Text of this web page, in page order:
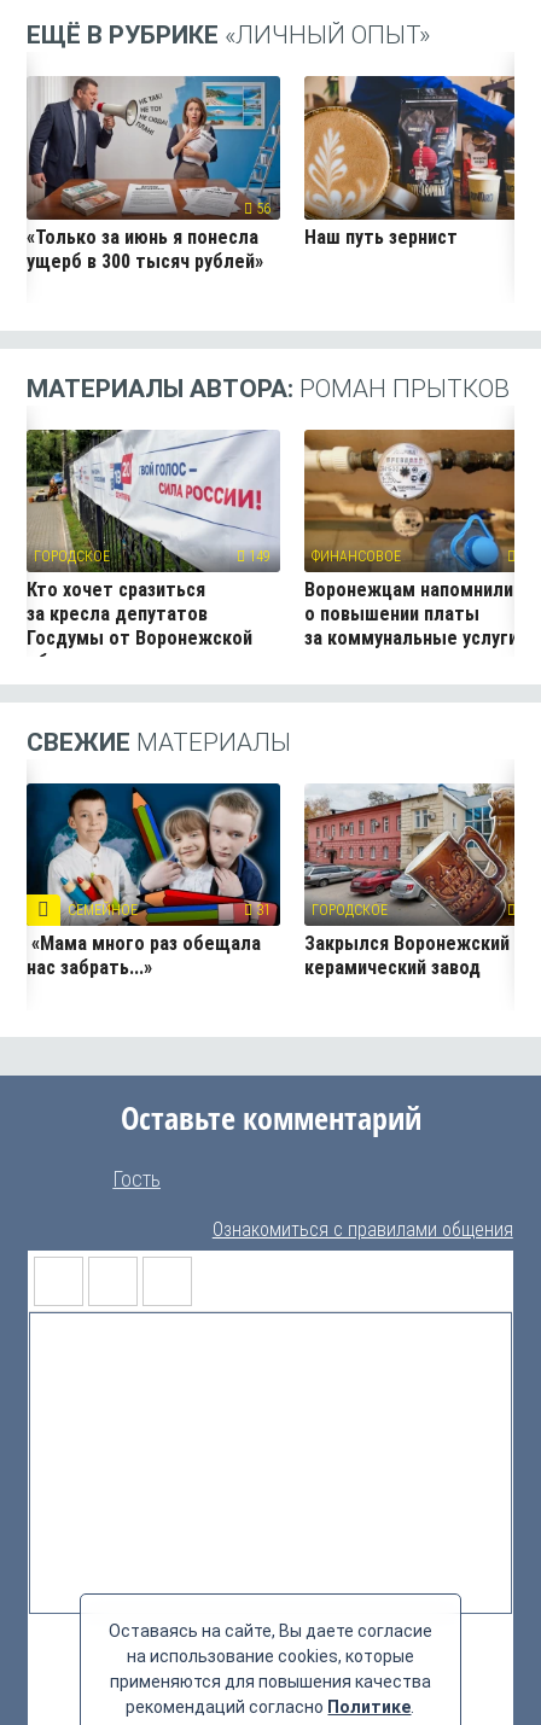
ЕЩЁ В РУБРИКЕ «ЛИЧНЫЙ ОПЫТ»
56
«Только за июнь я понесла
ущерб в 300 тысяч рублей»
Наш путь зернист
МАТЕРИАЛЫ АВТОРА: РОМАН ПРЫТКОВ
ГОРОДСКОЕ 149
Кто хочет сразиться
за кресла депутатов
Госдумы от Воронежской
области
ФИНАНСОВОЕ
Воронежцам напомнили
о повышении платы
за коммунальные услуги
СВЕЖИЕ МАТЕРИАЛЫ
СЕМЕЙНОЕ 31
«Мама много раз обещала
нас забрать...»
ГОРОДСКОЕ
Закрылся Воронежский
керамический завод
Оставьте комментарий
Гость
Ознакомиться с правилами общения
Оставаясь на сайте, Вы даете согласие
на использование cookies, которые
применяются для повышения качества
рекомендаций согласно Политике